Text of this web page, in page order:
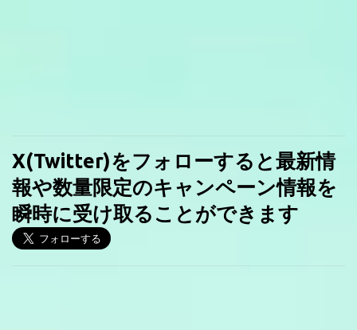
X(Twitter)をフォローすると最新情
報や数量限定のキャンペーン情報を
瞬時に受け取ることができます